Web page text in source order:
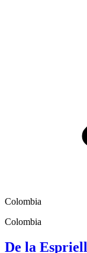
Colombia
Colombia
De la